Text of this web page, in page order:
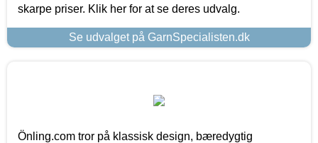
skarpe priser. Klik her for at se deres udvalg.
Se udvalget på GarnSpecialisten.dk
Önling.com tror på klassisk design, bæredygtig